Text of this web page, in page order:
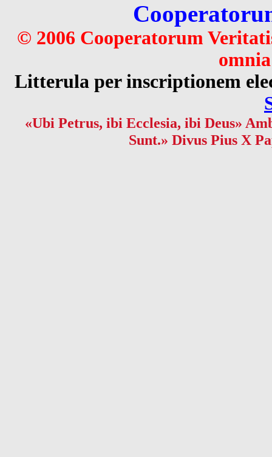
© 2006 Cooperatorum
Litterula per inscriptionem
«Ubi Petrus, ibi Ecclesia, ibi Deus»
Sunt.» Divus Pius X